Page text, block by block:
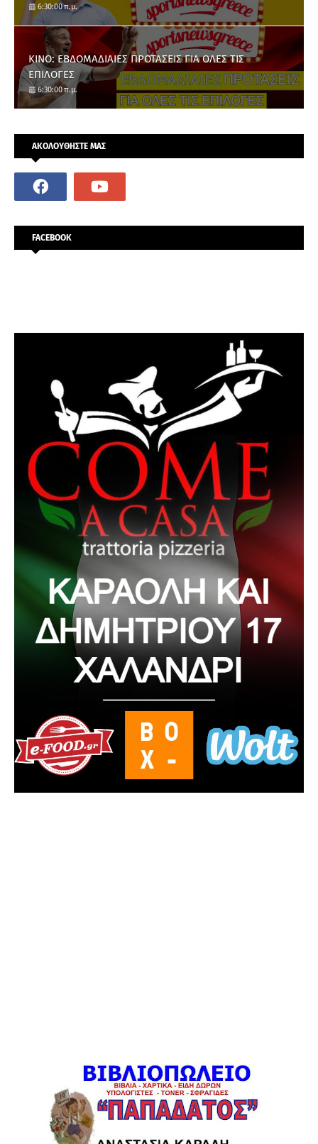
6:30:00 π.μ.
ΚΙΝΟ: ΕΒΔΟΜΑΔΙΑΙΕΣ ΠΡΟΤΑΣΕΙΣ ΓΙΑ ΟΛΕΣ ΤΙΣ
ΕΠΙΛΟΓΕΣ
6:30:00 π.μ.
ΑΚΟΛΟΥΘΗΣΤΕ ΜΑΣ
FACEBOOK